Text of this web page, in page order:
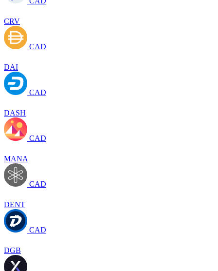
CRV
CAD
DAI
CAD
DASH
CAD
MANA
CAD
DENT
CAD
DGB